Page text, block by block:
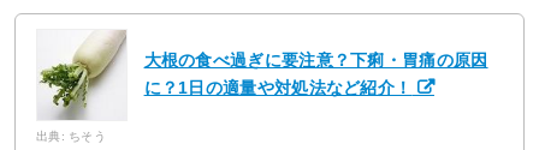
大根の食べ過ぎに要注意？下痢・胃痛の原因
に？1日の適量や対処法など紹介！
出典: ちそう